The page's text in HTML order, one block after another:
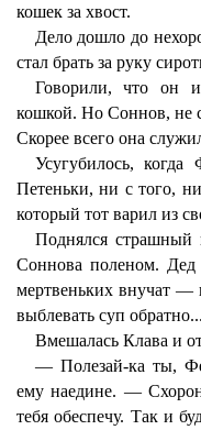
кошек за хвост.
Дело дошло до
стал брать за руку
Говорили, что он
кошкой. Но Соннов, не
Скорее всего она
Усугубилось,
Петеньки, ни с того,
который тот варил из
Поднялся страшный
Соннова поленом.
мертвеньких внучат —
выблевать суп обратно...
Вмешалась Клава и
— Полезай-ка ты,
ему наедине. —
тебя обеспечу. Так и